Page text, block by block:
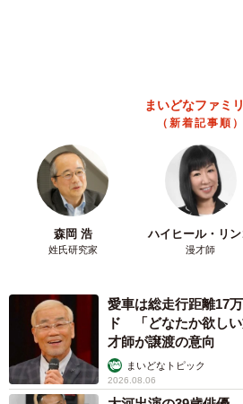
森岡 浩
姓氏研究家
ハイヒール・リン
漫才師
愛車は総走行距離17
ド 「どなたか欲し
才師が譲渡の意向
大河出演の39歳俳優
美を連投 「バッキ
す」
まいどなトピック
2026.08.06